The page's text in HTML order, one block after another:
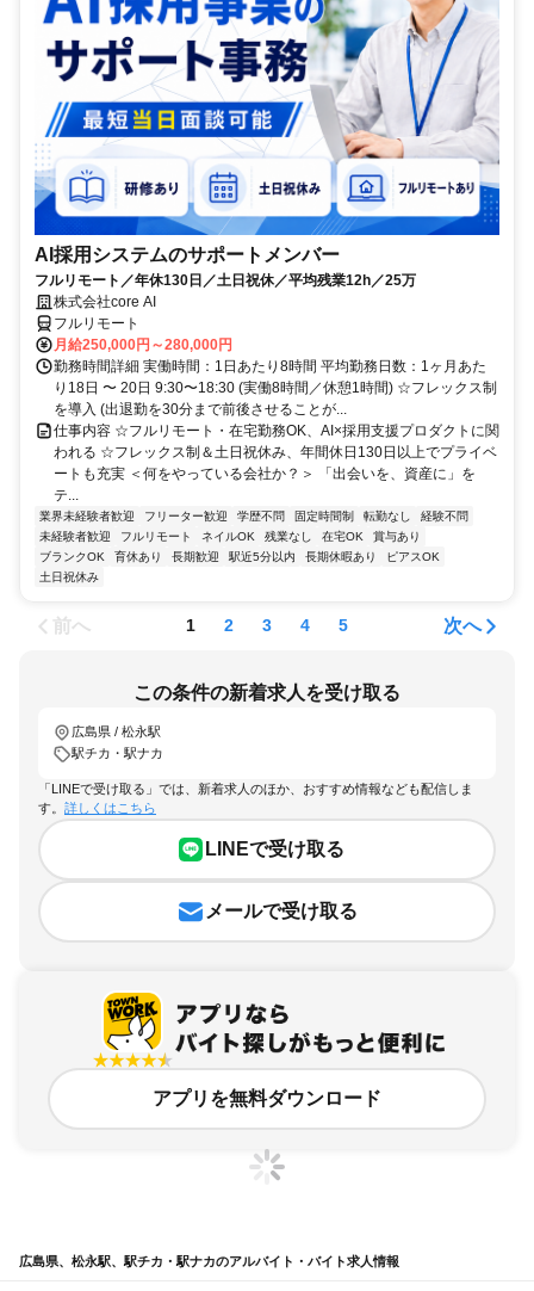
AI採用システムのサポートメンバー
フルリモート／年休130日／土日祝休／平均残業12h／25万
株式会社core AI
フルリモート
月給250,000円～280,000円
勤務時間詳細 実働時間：1日あたり8時間 平均勤務日数：1ヶ月あた
り18日 〜 20日 9:30〜18:30 (実働8時間／休憩1時間) ☆フレックス制
を導入 (出退勤を30分まで前後させることが...
仕事内容 ☆フルリモート・在宅勤務OK、AI×採用支援プロダクトに関
われる ☆フレックス制＆土日祝休み、年間休日130日以上でプライベ
ートも充実 ＜何をやっている会社か？＞ 「出会いを、資産に」を
テ...
業界未経験者歓迎 フリーター歓迎 学歴不問 固定時間制 転勤なし
経験不問
未経験者歓迎
フルリモート ネイルOK 残業なし 在宅OK
賞与あり
ブランクOK
育休あり 長期歓迎 駅近5分以内 長期休暇あり
ピアスOK
土日祝休み
前へ 1 2 3 4 5 次へ
この条件の新着求人を受け取る
広島県 / 松永駅
駅チカ・駅ナカ
「LINEで受け取る」では、新着求人のほか、おすすめ情報なども配信しま
す。 詳しくはこちら
LINEで受け取る
メールで受け取る
アプリを無料ダウンロード
広島県、松永駅、駅チカ・駅ナカのアルバイト・バイト求人情報